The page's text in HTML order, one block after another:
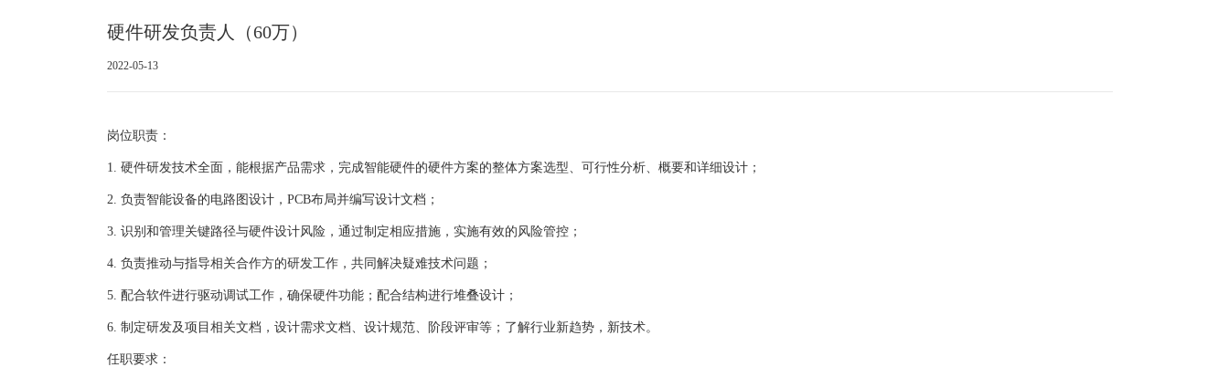
硬件研发负责人（60万）
2022-05-13
岗位职责：
1. 硬件研发技术全面，能根据产品需求，完成智能硬件的硬件方案的整体方案选型、可行性分析、概要和详细设计；
2. 负责智能设备的电路图设计，PCB布局并编写设计文档；
3. 识别和管理关键路径与硬件设计风险，通过制定相应措施，实施有效的风险管控；
4. 负责推动与指导相关合作方的研发工作，共同解决疑难技术问题；
5. 配合软件进行驱动调试工作，确保硬件功能；配合结构进行堆叠设计；
6. 制定研发及项目相关文档，设计需求文档、设计规范、阶段评审等；了解行业新趋势，新技术。
任职要求：